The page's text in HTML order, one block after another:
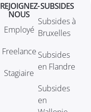
REJOIGNEZ-
NOUS
Employé
Freelance
Stagiaire
SUBSIDES
Subsides à
Bruxelles
Subsides
en Flandre
Subsides
en